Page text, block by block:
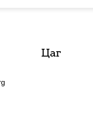
Цаг